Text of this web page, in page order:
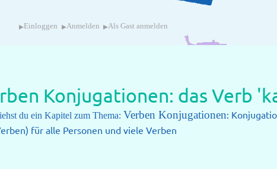
▸ Einloggen ▸Anmelden ▸Als Gast anmelden
Konjugationen: das Verb
du ein Kapitel zum Thema: Verben Konjugationen:
für alle Personen und viele Verben